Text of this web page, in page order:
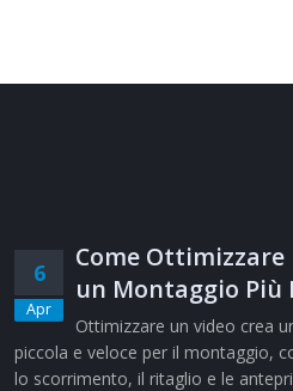
6
Apr
Come Ottimizzare
un Montaggio Più
Ottimizzare un video crea
piccola e veloce per il montaggio,
lo scorrimento, il ritaglio e le